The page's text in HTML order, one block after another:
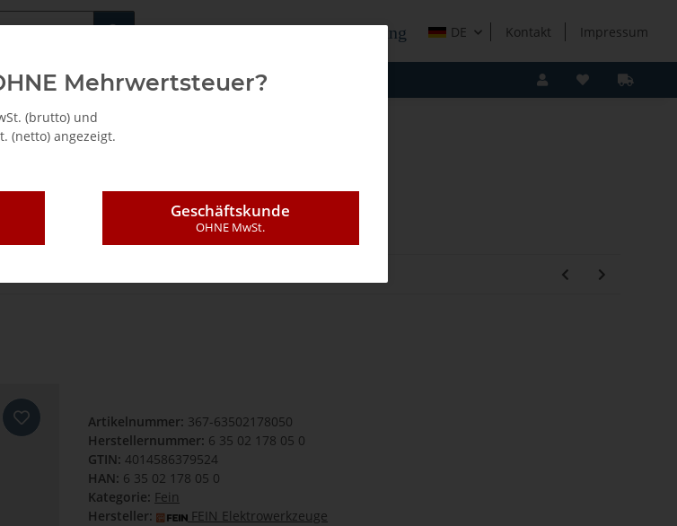
Fachshop für die Holzverarbeitung DE Kontakt Impressum
Artikelnummer: 367-63502178050
Herstellernummer: 6 35 02 178 05 0
GTIN: 4014586379524
HAN: 6 35 02 178 05 0
Kategorie: Fein
Hersteller:
FEIN Elektrowerkzeuge
Mehrwertsteuer?
(brutto) und
(netto) angezeigt.
Geschäftskunde
OHNE MwSt.